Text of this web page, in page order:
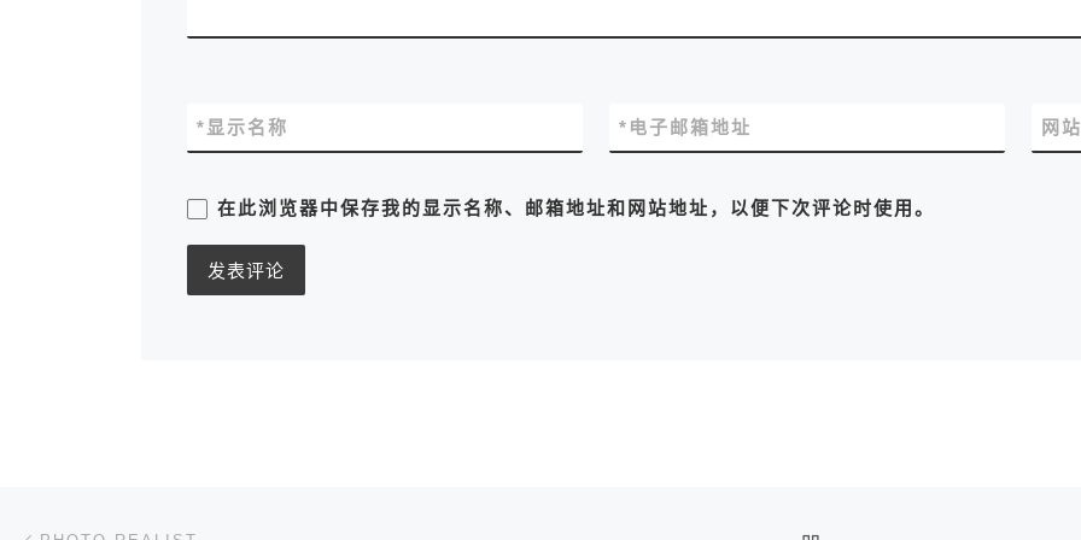
显示名称
* 电子邮箱地址
* 网
在此浏览器中保存我的显示名称、邮箱地址和网站地址，以便下次评论时使用。
文章导航